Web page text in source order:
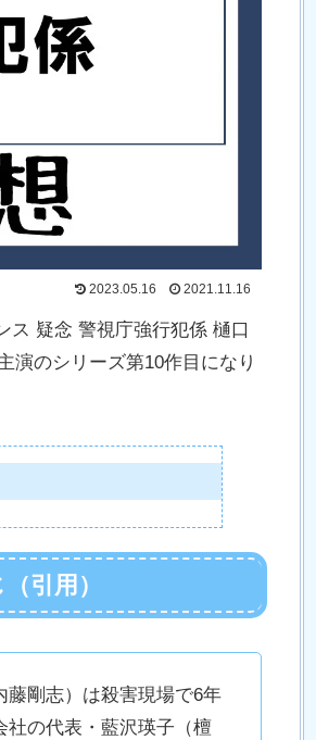
2023.05.16 2021.11.16
ス 疑念 警視庁強行犯係 樋口
演のシリーズ第10作目になり
引用）
藤剛志）は殺害現場で6年
社の代表・藍沢瑛子（檀